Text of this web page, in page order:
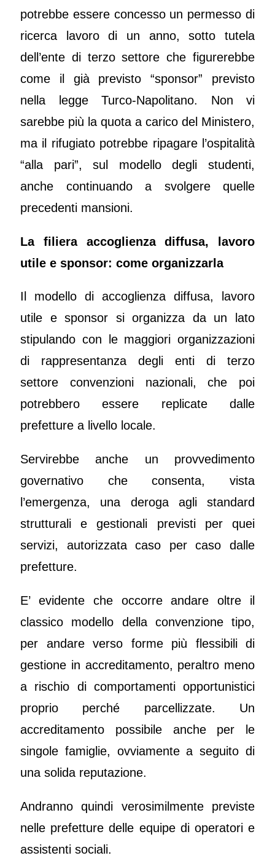
potrebbe essere concesso un permesso di
ricerca lavoro di un anno, sotto tutela
dell’ente di terzo settore che figurerebbe
come il già previsto “sponsor” previsto
nella legge Turco-Napolitano. Non vi
sarebbe più la quota a carico del Ministero,
ma il rifugiato potrebbe ripagare l’ospitalità
“alla pari”, sul modello degli studenti,
anche continuando a svolgere quelle
precedenti mansioni.
La filiera accoglienza diffusa, lavoro
utile e sponsor: come organizzarla
Il modello di accoglienza diffusa, lavoro
utile e sponsor si organizza da un lato
stipulando con le maggiori organizzazioni
di rappresentanza degli enti di terzo
settore convenzioni nazionali, che poi
potrebbero essere replicate dalle
prefetture a livello locale.
Servirebbe anche un provvedimento
governativo che consenta, vista
l’emergenza, una deroga agli standard
strutturali e gestionali previsti per quei
servizi, autorizzata caso per caso dalle
prefetture.
E’ evidente che occorre andare oltre il
classico modello della convenzione tipo,
per andare verso forme più flessibili di
gestione in accreditamento, peraltro meno
a rischio di comportamenti opportunistici
proprio perché parcellizzate. Un
accreditamento possibile anche per le
singole famiglie, ovviamente a seguito di
una solida reputazione.
Andranno quindi verosimilmente previste
nelle prefetture delle equipe di operatori e
assistenti sociali.